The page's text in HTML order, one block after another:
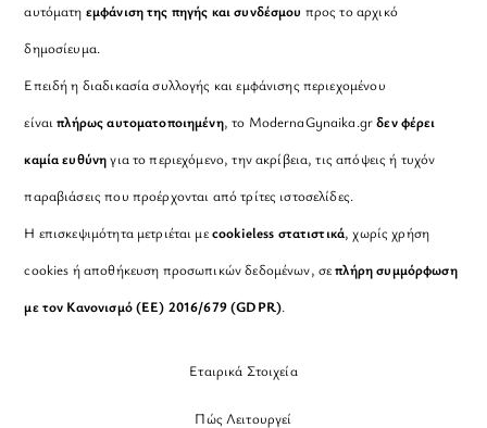
αυτόματη εμφάνιση της πηγής και συνδέσμου προς το αρχικό
δημοσίευμα.
Επειδή η διαδικασία συλλογής και εμφάνισης περιεχομένου
είναιπλήρως αυτοματοποιημένη, το ModernaGynaika.grδεν φέρει
καμία ευθύνηγια το περιεχόμενο, την ακρίβεια, τις απόψεις ή τυχόν
παραβιάσεις που προέρχονται από τρίτες ιστοσελίδες.
Η επισκεψιμότητα μετριέται μεcookieless στατιστικά, χωρίς χρήση
cookies ή αποθήκευση προσωπικών δεδομένων, σεπλήρη συμμόρφωση
με τον Κανονισμό (ΕΕ) 2016/679 (GDPR).
Εταιρικά Στοιχεία
Πώς Λειτουργεί